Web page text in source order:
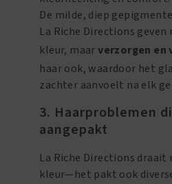
De milde, diep
La Riche Directions
kleur, maarverzorgen en
haar ook, waardoor het
zachter aanvoelt na elk
3. Haarproblemen
aangepakt
La Riche Directions
kleur—het pakt ook